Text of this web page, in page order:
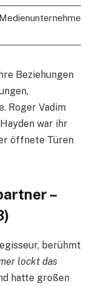
Medienunternehmer
Beziehungen
Roger Vadim
war ihr
öffnete Türen
–
berühmt
lockt das
hatte großen